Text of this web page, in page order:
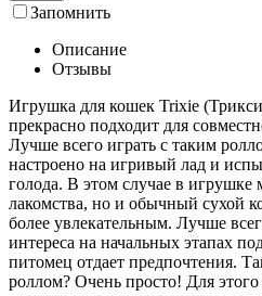
Запомнить
Описание
Отзывы
Игрушка для кошек Trixie
прекрасно подходит для
Лучше всего играть с таким
настроено на игривый лад и
голода. В этом случае в игрушке
лакомства, но и обычный сухой
более увлекательным. Лучше
интереса на начальных этапах
питомец отдает предпочтения.
роллом? Очень просто! Для